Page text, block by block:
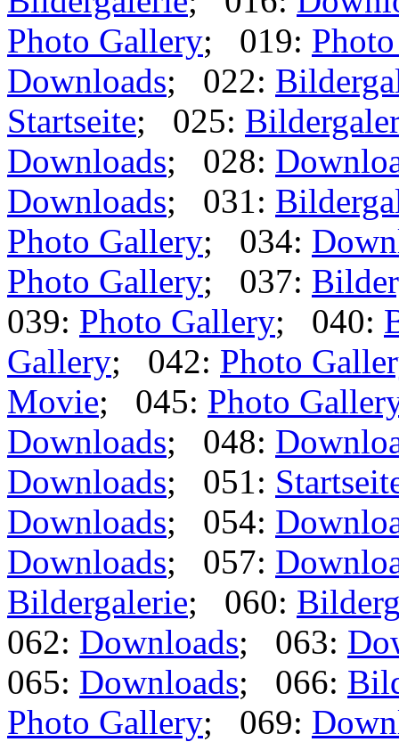
Photo Gallery; 019:
Downloads; 022:
Startseite; 025:
Downloads; 028:
Downloads; 031:
Photo Gallery; 034:
Photo Gallery; 037:
039: Photo Gallery; 040:
Gallery; 042: Photo
Movie; 045: Photo
Downloads; 048:
Downloads; 051:
Downloads; 054:
Downloads; 057:
Bildergalerie; 060:
062: Downloads; 063:
065: Downloads; 066:
Photo Gallery; 069: